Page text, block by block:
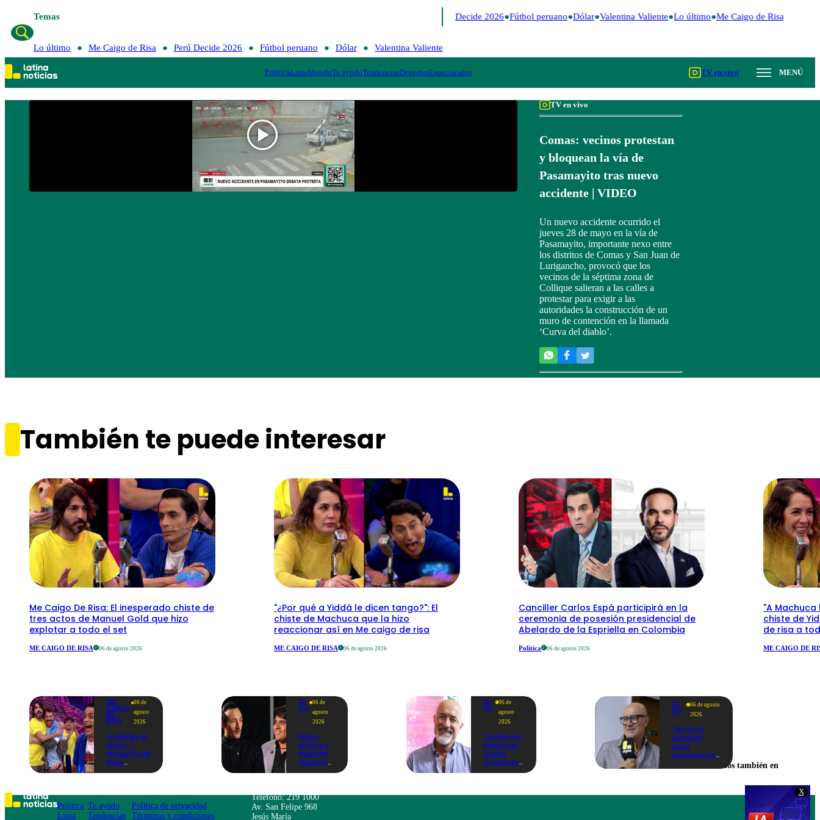
X
Temas Perú Decide 2026 Fútbol peruano Dólar Valentina Valiente Lo último Me Caigo de Risa
Lo último Me Caigo de Risa Perú Decide 2026 Fútbol peruano Dólar Valentina Valiente
PolíticaLimaMundoTe ayudoTendenciasDeportesEspectáculos TV en vivo MENÚ
TV en vivo
Comas: vecinos protestan
y bloquean la vía de
Pasamayito tras nuevo
accidente | VIDEO
Un nuevo accidente ocurrido el
jueves 28 de mayo en la vía de
Pasamayito, importante nexo entre
los distritos de Comas y San Juan de
Lurigancho, provocó que los
vecinos de la séptima zona de
Collique salieran a las calles a
protestar para exigir a las
autoridades la construcción de un
muro de contención en la llamada
‘Curva del diablo’.
También te puede interesar
Me Caigo De Risa: El inesperado chiste de
tres actos de Manuel Gold que hizo
explotar a todo el set
ME CAIGO DE RISA 06 de agosto 2026
"¿Por qué a Yiddá le dicen tango?": El
chiste de Machuca que la hizo
reaccionar así en Me caigo de risa
ME CAIGO DE RISA 06 de agosto 2026
Canciller Carlos Espá participirá en la
ceremonia de posesión presidencial de
Abelardo de la Espriella en Colombia
Política 06 de agosto 2026
"A Machuca
chiste de
de risa a
ME CAIGO DE
ME
CAIGO
DE
RISA
06 de
agosto
2026
"A Peláez le
dicen...":
Manuel Gold
hace
de contar el
chiste
Yo
Soy
06 de
agosto
2026
Pedro
Infante y
Raphael
cuentan
vida en
nueva
Yo
Soy
06 de
agosto
2026
"Somos un
equipazo":
Carlos
Alcántara
nueva
Yo
Soy
06 de agosto
2026
"Me sentí
como en
casa
nuevamente":
emocionado
de los
Encuéntranos también en
Política
Lima
Te ayudo
Tendencias
Política de privacidad
Términos y condiciones
Teléfono: 219 1000
Av. San Felipe 968
Jesús María